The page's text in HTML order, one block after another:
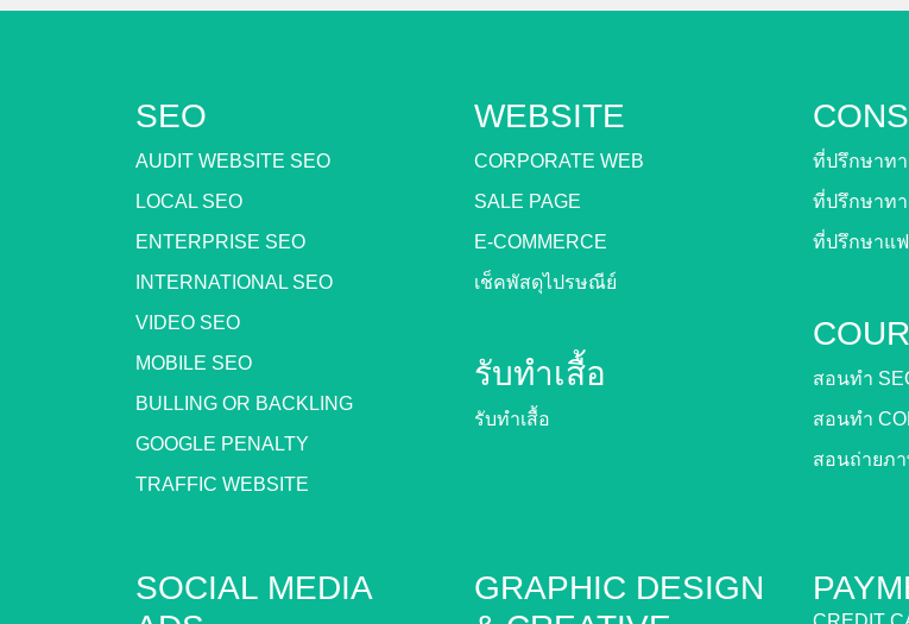
SEO
AUDIT WEBSITE SEO
LOCAL SEO
ENTERPRISE SEO
INTERNATIONAL SEO
VIDEO SEO
MOBILE SEO
BULLING OR BACKLING
GOOGLE PENALTY
TRAFFIC WEBSITE
WEBSITE
CORPORATE WEB
SALE PAGE
E-COMMERCE
เช็คพัสดุไปรษณีย์
รับทำเสื้อ
รับทำเสื้อ
ที่ปรึกษาทา
ที่ปรึกษาท
ที่ปรึกษาแ
สอนทำ
สอนทำ
สอนถ่ายภ
SOCIAL MEDIA
GRAPHIC DESIGN